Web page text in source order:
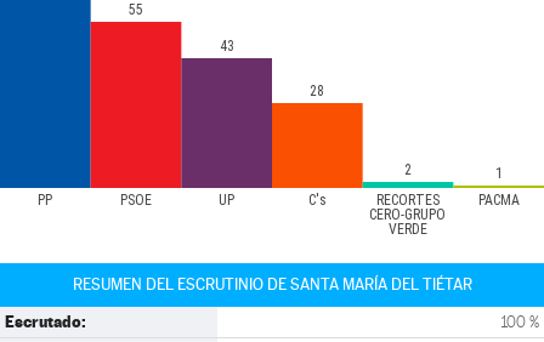
PP PSOE UP C's
RECORTES
CERO-GRUPO
VERDE
PACMA
55
43
28
2 1
RESUMEN DEL ESCRUTINIO DE SANTA MARÍA DEL TIÉTAR
Escrutado: 100 %